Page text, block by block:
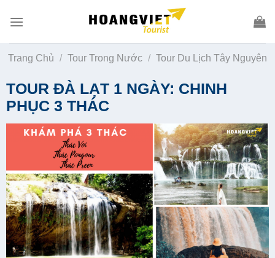
Trang Chủ
/ Tour Trong Nước / Tour Du Lịch Tây Nguyên
TOUR ĐÀ LẠT 1 NGÀY: CHINH
PHỤC 3 THÁC